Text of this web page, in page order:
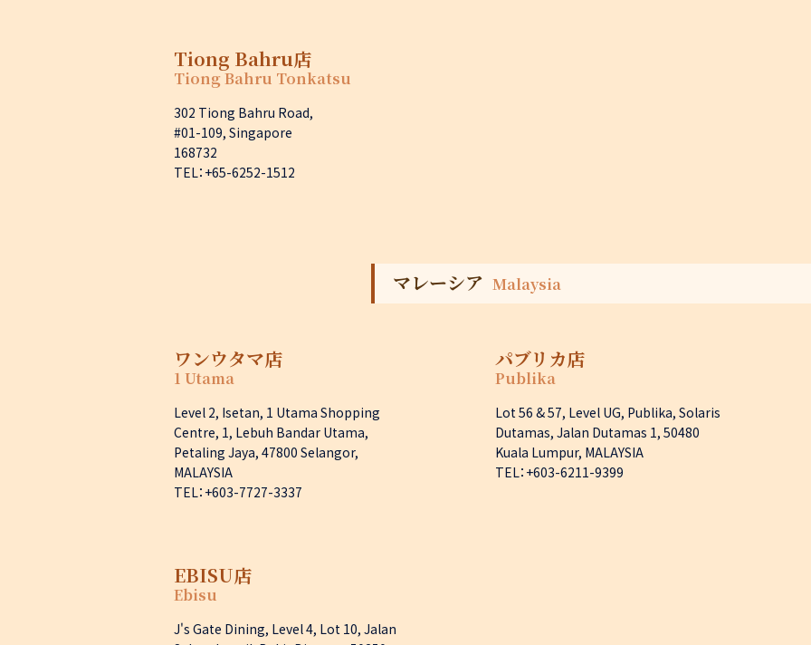
Tiong Bahru店
Tiong Bahru Tonkatsu
302 Tiong Bahru Road,
#01-109, Singapore
168732
TEL：+65-6252-1512
マレーシア Malaysia
ワンウタマ店
1 Utama
Level 2, Isetan, 1 Utama Shopping
Centre, 1, Lebuh Bandar Utama,
Petaling Jaya, 47800 Selangor,
MALAYSIA
TEL：+603-7727-3337
パブリカ店
Publika
Lot 56 & 57, Level UG, Publika, Solaris
Dutamas, Jalan Dutamas 1, 50480
Kuala Lumpur, MALAYSIA
TEL：+603-6211-9399
EBISU店
Ebisu
J's Gate Dining, Level 4, Lot 10, Jalan